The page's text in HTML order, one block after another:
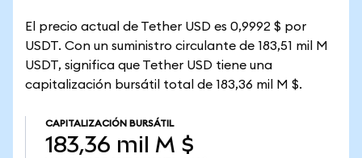
El precio actual de Tether USD es 0,9992 $ por
USDT. Con un suministro circulante de 183,51 mil M
USDT, significa que Tether USD tiene una
capitalización bursátil total de 183,36 mil M $.
CAPITALIZACIÓN BURSÁTIL
183,36 mil M $